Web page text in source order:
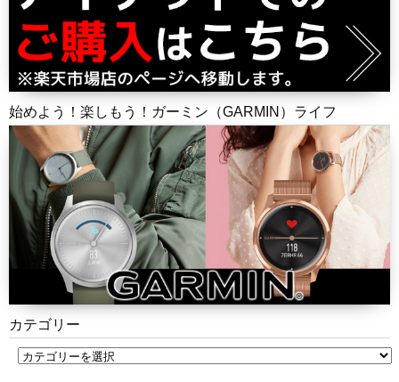
始めよう！楽しもう！ガーミン（GARMIN）ライフ
カテゴリー